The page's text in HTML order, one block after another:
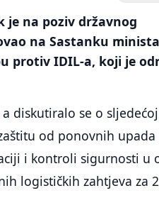
je na poziv državnog
na Sastanku
protiv IDIL-a, koji je
diskutiralo se o
od ponovnih upada
i kontroli sigurnosti u
logističkih zahtjeva za